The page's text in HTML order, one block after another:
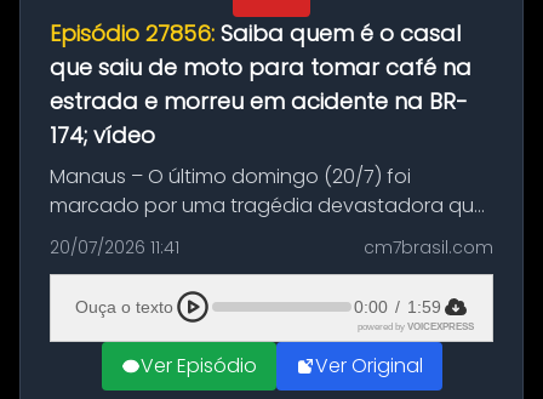
Episódio 27856: Saiba quem é o casal
que saiu de moto para tomar café na
estrada e morreu em acidente na BR-
174; vídeo
Manaus – O último domingo (20/7) foi
marcado por uma tragédia devastadora que
resultou na morte precoce de dois jovens na
BR-174, na zona rural de Manaus. Um passeio
com destino a um típico café regio...
20/07/2026 11:41 cm7brasil.com
Ouça o texto 0:00 / 1:59
powered by VOICEXPRESS
Ver Episódio Ver Original